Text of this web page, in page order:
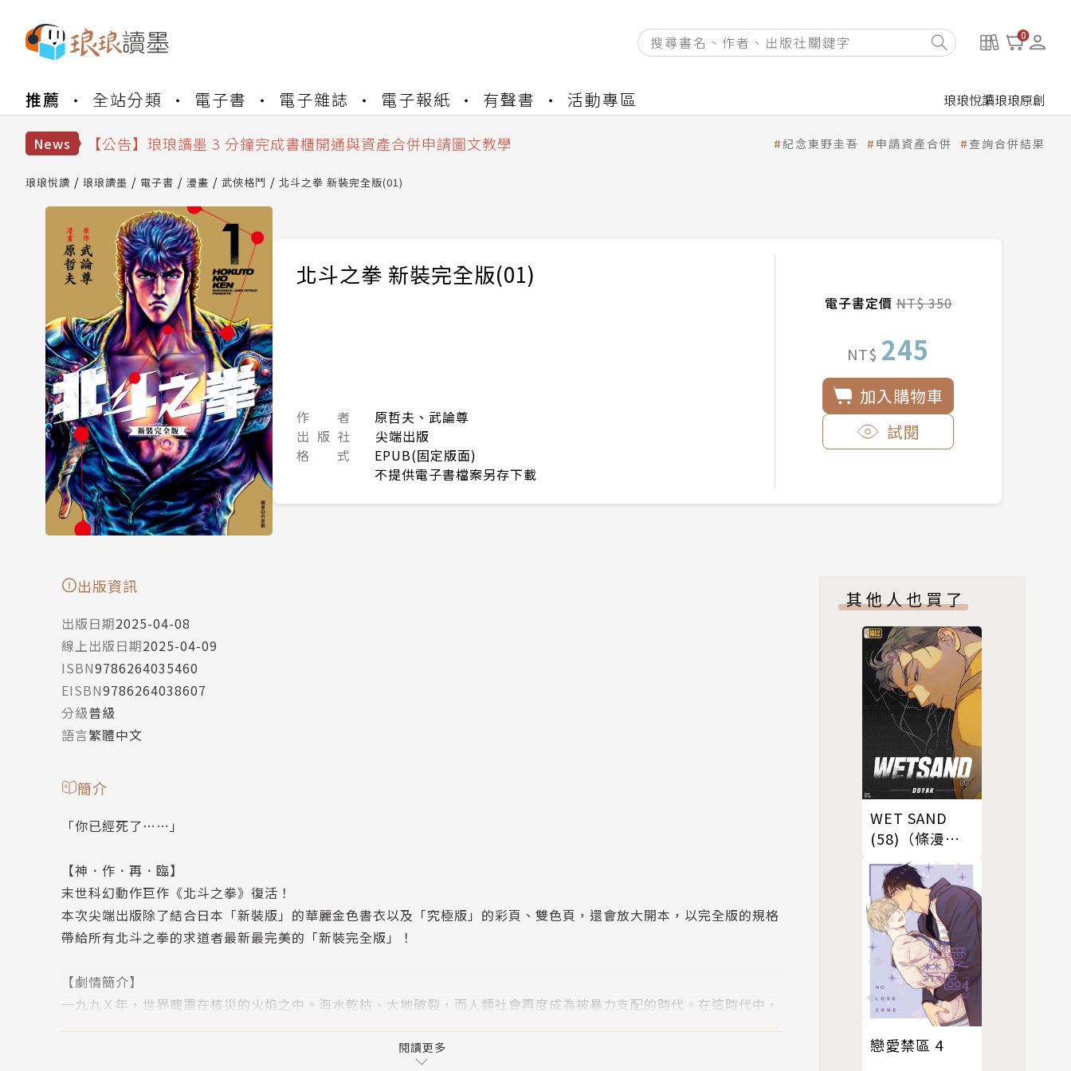
0
推薦 全站分類 電子書 電子雜誌 電子報紙 有聲書 活動專區 琅琅悅讀琅琅原創
News
【公告】琅琅讀墨數位閱讀資產合併與書櫃開通申請
【公告】琅琅讀墨 3 分鐘完成書櫃開通與資產合併申請圖文教學
【公告】琅琅讀墨數位閱讀資產合併與書櫃開通申請
紀念東野圭吾 申請資產合併 查詢合併結果
琅琅悅讀 琅琅讀墨 電子書 漫畫 武俠格鬥 北斗之拳 新裝完全版(01)
北斗之拳 新裝完全版(01)
作 者
原哲夫、武論尊
出 版 社
尖端出版
格 式
EPUB(固定版面)
不提供電子書檔案另存下載
電子書定價NT$ 350
NT$ 245
加入購物車
試閱
出版資訊
出版日期2025-04-08
線上出版日期2025-04-09
ISBN9786264035460
EISBN9786264038607
分級普級
語言繁體中文
簡介
「你已經死了……」
【神．作．再．臨】
末世科幻動作巨作《北斗之拳》復活！
本次尖端出版除了結合日本「新裝版」的華麗金色書衣以及「究極版」的彩頁、雙色頁，還會放大開本，以完全版的規格
帶給所有北斗之拳的求道者最新最完美的「新裝完全版」！
【劇情簡介】
一九九Ｘ年，世界籠罩在核災的火焰之中。海水乾枯、大地破裂，而人類社會再度成為被暴力支配的時代。在這時代中，
閱讀更多
其他人也買了
WET SAND
(58)（條漫
版）
戀愛禁區 4